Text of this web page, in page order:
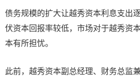
债务规模的扩大让越秀资本利息支出
伏资本回报率较低，市场对于越秀资
本有所担忧。
此前，越秀资本副总经理、财务总监